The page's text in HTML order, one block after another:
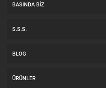
BASINDA BIZ
S.S.S.
BLOG
ÜRÜNLER